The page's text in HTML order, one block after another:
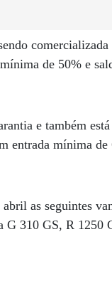
de 50% e
e também
entrada mínima de
as seguintes
310 GS, R 1250